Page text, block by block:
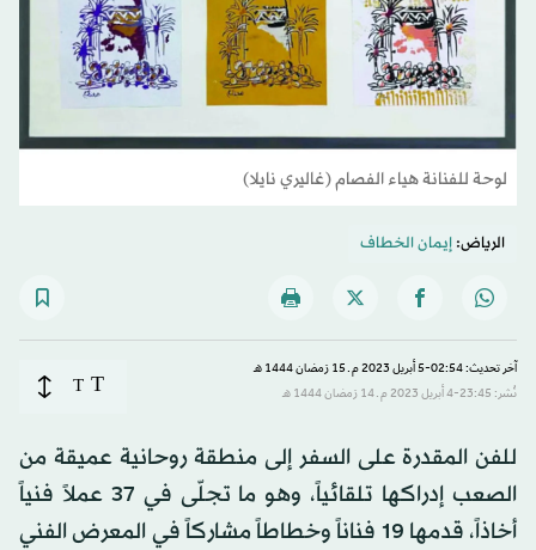
لوحة للفنانة هياء الفصام (غاليري نايلا)
الرياض:إيمان الخطاف
آخر تحديث: 02:54-5 أبريل 2023 م ـ 15 رَمضان 1444 هـ
نُشر: 23:45-4 أبريل 2023 م ـ 14 رَمضان 1444 هـ
T
T
للفن المقدرة على السفر إلى منطقة روحانية عميقة من
الصعب إدراكها تلقائياً، وهو ما تجلّى في 37 عملاً فنياً
أخاذاً، قدمها 19 فناناً وخطاطاً مشاركاً في المعرض الفني